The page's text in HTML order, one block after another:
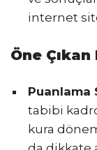
internet
Öne
Puanlama
tabibi
kura